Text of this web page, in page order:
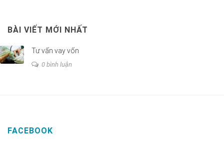
BÀI VIẾT MỚI NHẤT
Tư vấn vay vốn
0 bình luận
FACEBOOK